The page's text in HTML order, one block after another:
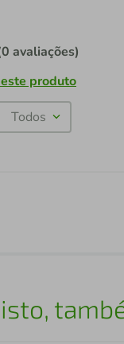
avaliações)
produto
Todos